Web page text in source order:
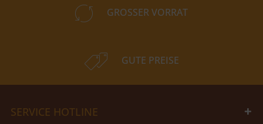
GROSSER VORRAT
GUTE PREISE
SERVICE HOTLINE